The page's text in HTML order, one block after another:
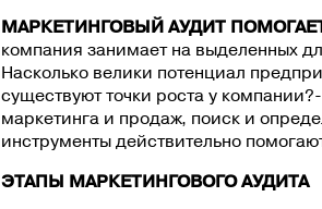
МАРКЕТИНГОВЫЙ АУДИТ
компания занимает на выделенных
Насколько велики потенциал
существуют точки роста у
маркетинга и продаж, поиск и
инструменты действительно
ЭТАПЫ МАРКЕТИНГОВОГО АУДИТА